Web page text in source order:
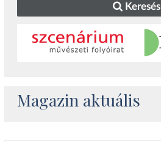
Keresés
Magazin aktuális